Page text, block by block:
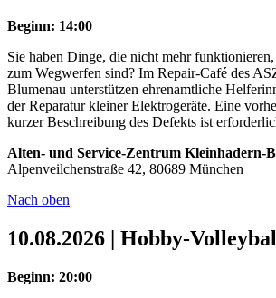
Beginn: 14:00
Sie haben Dinge, die nicht mehr
zum Wegwerfen sind? Im Repair-Café des
Blumenau unterstützen ehrenamtliche
der Reparatur kleiner Elektrogeräte. Eine
kurzer Beschreibung des Defekts ist
Alten- und Service-Zentrum Kleinhadern-
Alpenveilchenstraße 42, 80689 München
Nach oben
10.08.2026 | Hobby-
Beginn: 20:00